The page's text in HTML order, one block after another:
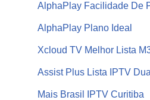
AlphaPlay Facilidade De
AlphaPlay Plano Ideal
Xcloud TV Melhor Lista
Assist Plus Lista IPTV
Mais Brasil IPTV Curitiba